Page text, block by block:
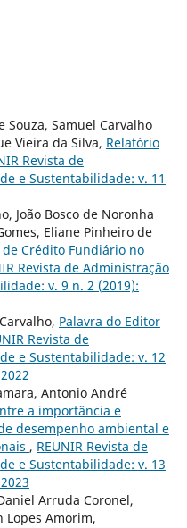
Souza, Samuel Carvalho
Vieira da Silva, Relatório
Revista de
e Sustentabilidade: v. 11
João Bosco de Noronha
Eliane Pinheiro de
Crédito Fundiário no
Revista de Administração
v. 9 n. 2 (2019):
Palavra do Editor
Revista de
e Sustentabilidade: v. 12
Antonio André
a importância e
desempenho ambiental e
, REUNIR Revista de
e Sustentabilidade: v. 13
Arruda Coronel,
Lopes Amorim,